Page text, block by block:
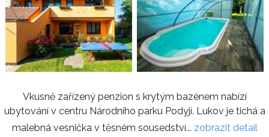
Vkusně zařízený penzion s krytým bazénem nabízí
ubytování v centru Národního parku Podyjí. Lukov je tichá a
malebná vesnička v těsném sousedství... zobrazit detail